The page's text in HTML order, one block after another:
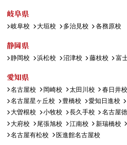
岐阜県
岐阜校 大垣校 多治見校 各務原校
静岡県
静岡校 浜松校 沼津校 藤枝校 富
愛知県
名古屋校 岡崎校 太田川校 春日井校
名古屋星ヶ丘校
豊橋校 愛知日進校
大曽根校
小牧校 長久手校 名古屋
大府校
尾張旭校 江南校 新瑞橋校
名古屋有松校
医進館名古屋校